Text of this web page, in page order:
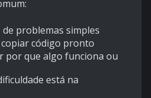
problemas simples
código pronto
por que algo funciona ou
está na